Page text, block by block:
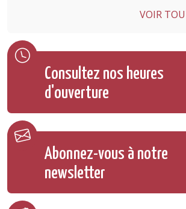
VOIR
Consultez nos heures
d'ouverture
Abonnez-vous à notre
newsletter